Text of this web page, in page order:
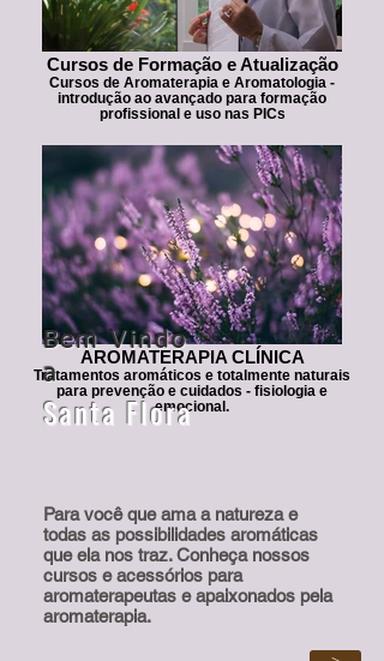
Cursos de Formação e Atualização
Cursos de Aromaterapia e Aromatologia -
introdução ao avançado para formação
profissional e uso nas PICs
AROMATERAPIA CLÍNICA
Tratamentos aromáticos e totalmente naturais
para prevenção e cuidados - fisiologia e
emocional.
Bem Vindo
a
Santa Flora
Para você que ama a natureza e
todas as possibilidades aromáticas
que ela nos traz. Conheça nossos
cursos e acessórios para
aromaterapeutas e apaixonados pela
aromaterapia.